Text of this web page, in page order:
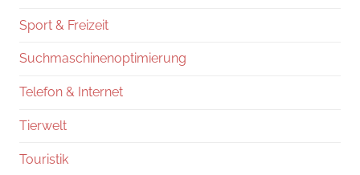
Sport & Freizeit
Suchmaschinenoptimierung
Telefon & Internet
Tierwelt
Touristik